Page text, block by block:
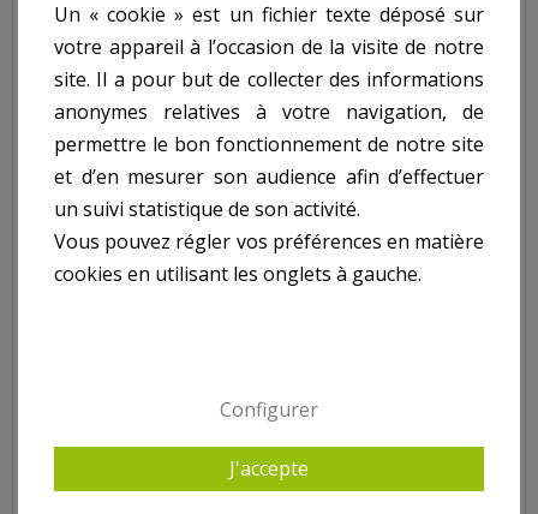
Un « cookie » est un fichier texte déposé sur
votre appareil à l’occasion de la visite de notre
site. Il a pour but de collecter des informations
anonymes relatives à votre navigation, de
permettre le bon fonctionnement de notre site
et d’en mesurer son audience afin d’effectuer
un suivi statistique de son activité.
Vous pouvez régler vos préférences en matière
cookies en utilisant les onglets à gauche.
Configurer
J'accepte